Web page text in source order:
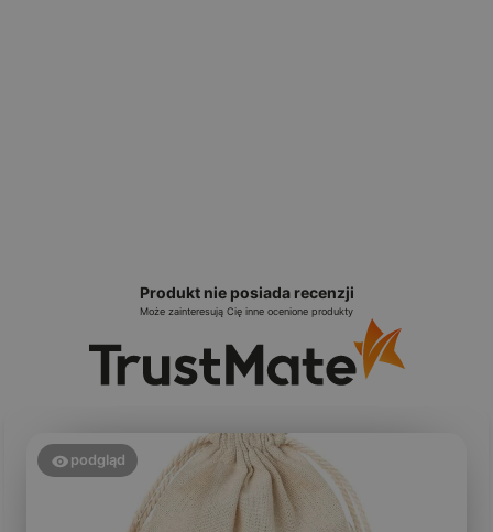
Produkt nie posiada recenzji
Może zainteresują Cię inne ocenione produkty
podgląd